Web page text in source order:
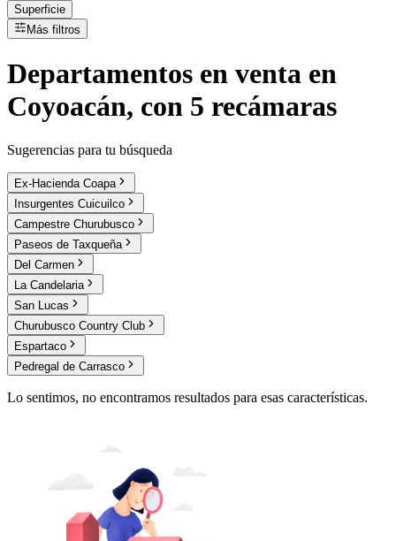
Superficie
Más filtros
Departamentos en venta en
Coyoacán, con 5 recámaras
Sugerencias para tu búsqueda
Ex-Hacienda Coapa
Insurgentes Cuicuilco
Campestre Churubusco
Paseos de Taxqueña
Del Carmen
La Candelaria
San Lucas
Churubusco Country Club
Espartaco
Pedregal de Carrasco
Lo sentimos, no encontramos resultados para esas características.